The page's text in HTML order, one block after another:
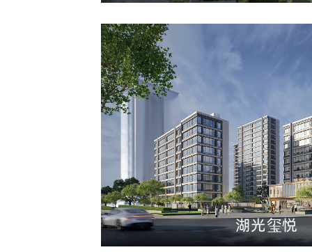
湖光玺悦